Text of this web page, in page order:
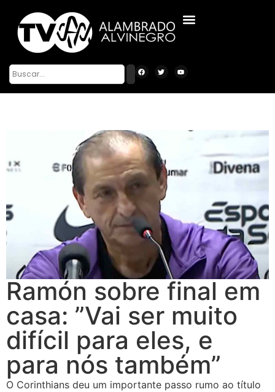
Ramón sobre final em
casa: ”Vai ser muito
difícil para eles, e
para nós também”
O Corinthians deu um importante passo rumo ao título